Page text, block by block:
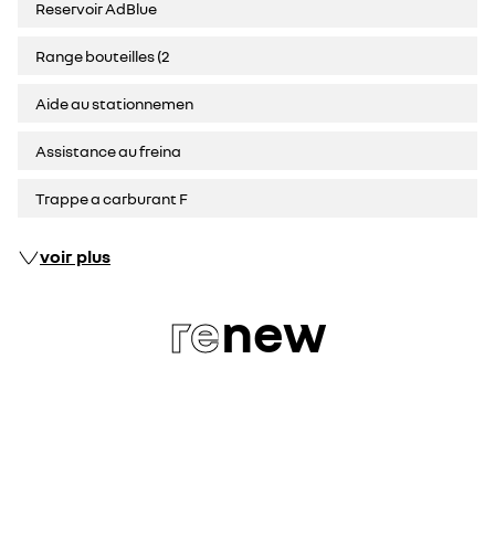
Reservoir AdBlue
Range bouteilles (2
Aide au stationnemen
Assistance au freina
Trappe a carburant F
voir plus
renew